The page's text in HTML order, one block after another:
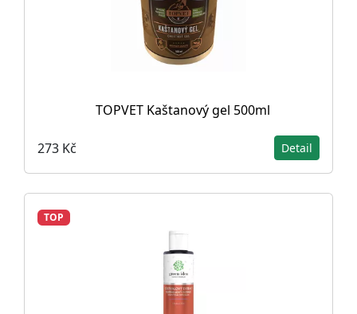
TOPVET Kaštanový gel 500ml
273 Kč Detail
TOP